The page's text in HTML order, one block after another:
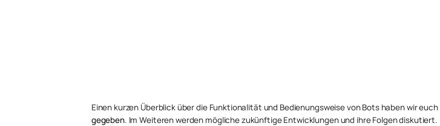
Einen kurzen Überblick über die Funktionalität und Bedienungsweise von Bots haben wir euch
gegeben. Im Weiteren werden mögliche zukünftige Entwicklungen und ihre Folgen diskutiert.